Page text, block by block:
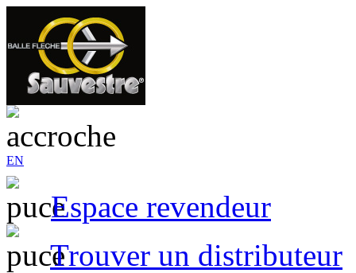
EN
Espace revendeur
Trouver un distributeur